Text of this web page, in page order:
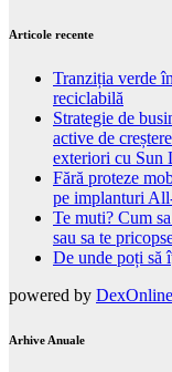
Articole recente
Tranziția verde
reciclabilă
Strategie de
active de
exteriori cu Sun
Fără proteze
pe implanturi
Te muti? Cum
sau sa te
De unde poți să
powered by
Arhive Anuale